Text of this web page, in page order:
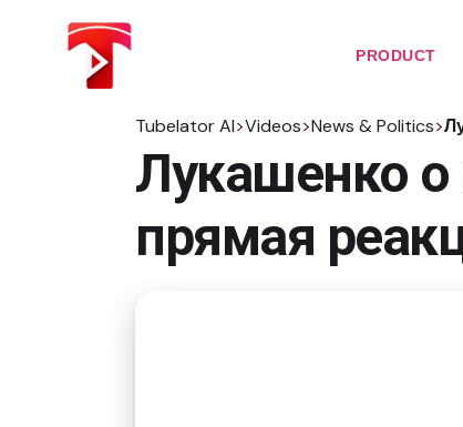
PRODUCT
Tubelator AI>Videos>News & Politics>
Лукашенко о
прямая